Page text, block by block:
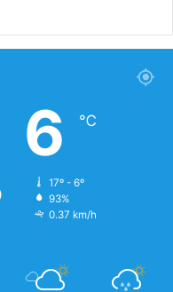
6 ℃
17º - 6º
93%
0.37 km/h